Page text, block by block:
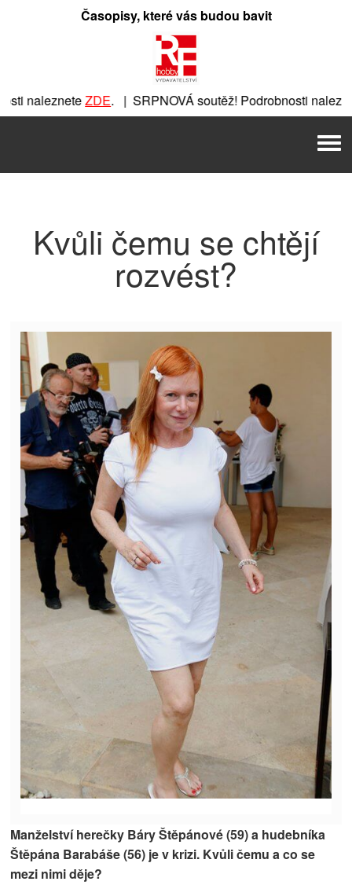
Časopisy, které vás budou bavit
nalezneteZDE. | SRPNOVÁ soutěž! Podrobnosti
. |
Kvůli čemu se chtějí
rozvést?
Manželství herečky Báry Štěpánové (59) a hudebníka
Štěpána Barabáše (56) je v krizi. Kvůli čemu a co se
mezi nimi děje?